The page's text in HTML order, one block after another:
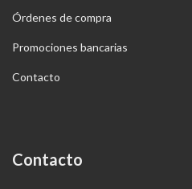
Órdenes de compra
Promociones bancarias
Contacto
Contacto